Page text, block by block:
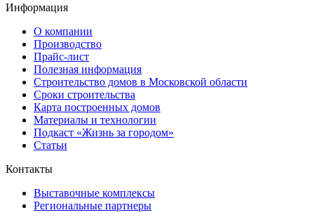
Информация
О компании
Производство
Прайс-лист
Полезная информация
Строительство домов в Московской области
Сроки строительства
Карта построенных домов
Материалы и технологии
Подкаст «Жизнь за городом»
Статьи
Контакты
Выставочные комплексы
Региональные партнеры